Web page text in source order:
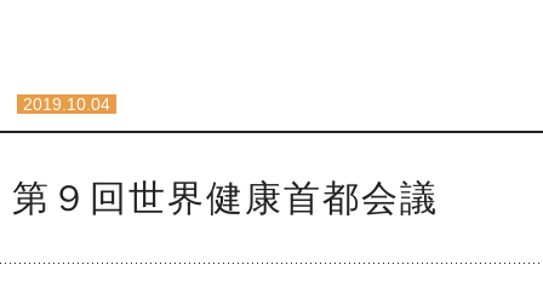
2019.10.04
第９回世界健康首都会議